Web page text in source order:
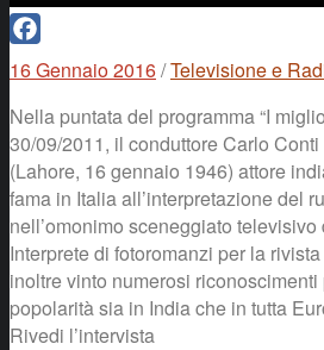
Facebook
16 Gennaio 2016/Televisione e
Nella puntata del programma “I
30/09/2011, il conduttore Carlo
(Lahore, 16 gennaio 1946) attore
fama in Italia all’interpretazione del
nell’omonimo sceneggiato
Interprete di fotoromanzi per la
inoltre vinto numerosi
popolarità sia in India che in tutta
Rivedi l’intervista